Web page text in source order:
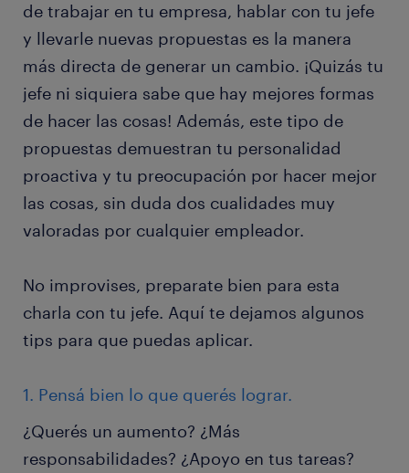
de trabajar en tu empresa, hablar con tu jefe
y llevarle nuevas propuestas es la manera
más directa de generar un cambio. ¡Quizás tu
jefe ni siquiera sabe que hay mejores formas
de hacer las cosas! Además, este tipo de
propuestas demuestran tu personalidad
proactiva y tu preocupación por hacer mejor
las cosas, sin duda dos cualidades muy
valoradas por cualquier empleador.
No improvises, preparate bien para esta
charla con tu jefe. Aquí te dejamos algunos
tips para que puedas aplicar.
1. Pensá bien lo que querés lograr.
¿Querés un aumento? ¿Más
responsabilidades? ¿Apoyo en tus tareas?